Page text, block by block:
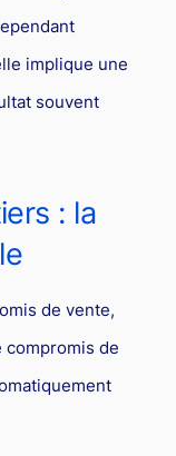
implique une
souvent
: la
de vente,
compromis de